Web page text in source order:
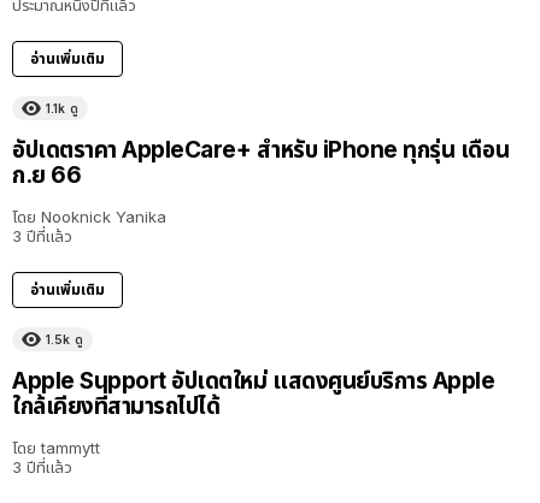
ประมาณหนึ่งปีที่แล้ว
อ่านเพิ่มเติม
1.1k ดู
อัปเดตราคา AppleCare+ สำหรับ iPhone ทุกรุ่น เดือน
ก.ย 66
โดย Nooknick Yanika
3 ปีที่แล้ว
อ่านเพิ่มเติม
1.5k ดู
Apple Support อัปเดตใหม่ แสดงศูนย์บริการ Apple
ใกล้เคียงที่สามารถไปได้
โดย tammytt
3 ปีที่แล้ว